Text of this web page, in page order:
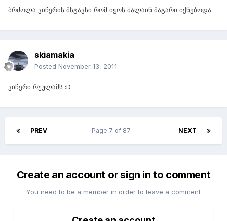
ბრძოლა ვიჩერის მსგავსი რომ იყოს ძალაინ მაგარი იქნებოდა.
skiamakia
Posted November 13, 2011
ვიჩერი რუულამს :D
PREV NEXT
Page 7 of 87
Create an account or sign in to comment
You need to be a member in order to leave a comment